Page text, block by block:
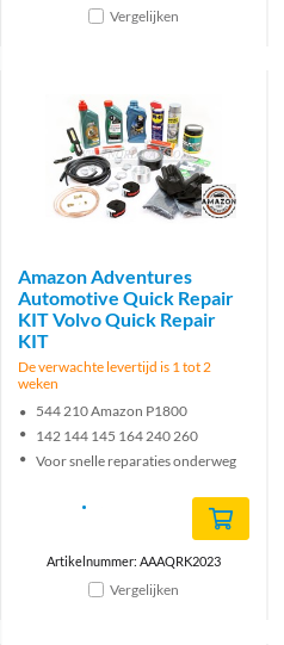
Vergelijken
Brand
Amazon Adventures
Automotive Quick Repair
KIT Volvo Quick Repair
KIT
De verwachte levertijd is 1 tot 2
weken
544 210 Amazon P1800
142 144 145 164 240 260
Voor snelle reparaties onderweg
Artikelnummer: AAAQRK2023
Vergelijken